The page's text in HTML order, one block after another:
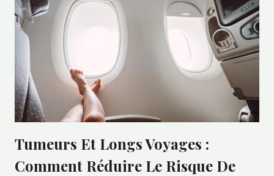
Tumeurs Et Longs Voyages :
Comment Réduire Le Risque De